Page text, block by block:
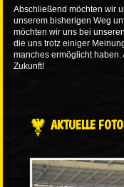
Abschließend möchten wir
unserem bisherigen Weg
möchten wir uns bei
die uns trotz einiger
manches ermöglicht
Zukunft!
AKTUELLE